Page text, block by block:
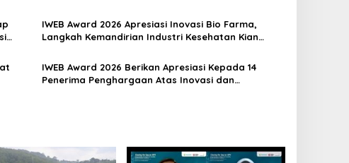
IWEB Award 2026 Apresiasi Inovasi Bio Farma,
Langkah Kemandirian Industri Kesehatan Kian
IWEB Award 2026 Berikan Apresiasi Kepada 14
Penerima Penghargaan Atas Inovasi dan